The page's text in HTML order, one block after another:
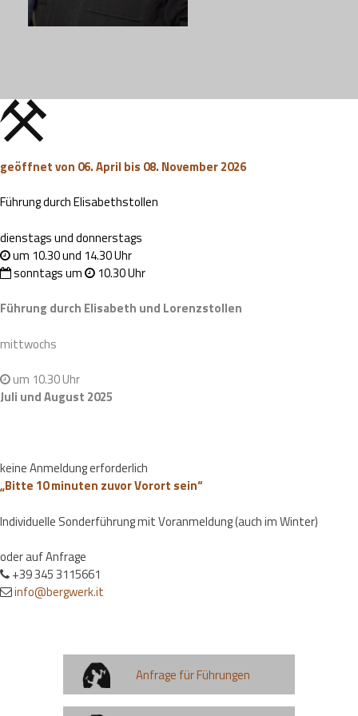
geöffnet von 06. April bis 08. November 2026
Führung durch Elisabethstollen
dienstags und donnerstags
um 10.30 und 14.30 Uhr
sonntags um
10.30 Uhr
Führung durch Elisabeth und Lorenzstollen
mittwochs
um 10.30 Uhr
Juli und August 2025
keine Anmeldung erforderlich
„Bitte 10 minuten zuvor Vorort sein“
Individuelle Sonderführung mit Voranmeldung (auch im Winter)
oder auf Anfrage
+39 345 3115661
info@bergwerk.it
Anfrage für Führungen